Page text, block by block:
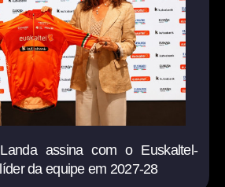
assina com o Euskaltel-
da equipe em 2027-28